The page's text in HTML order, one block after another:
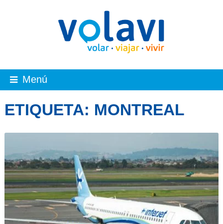
Menú
ETIQUETA: MONTREAL